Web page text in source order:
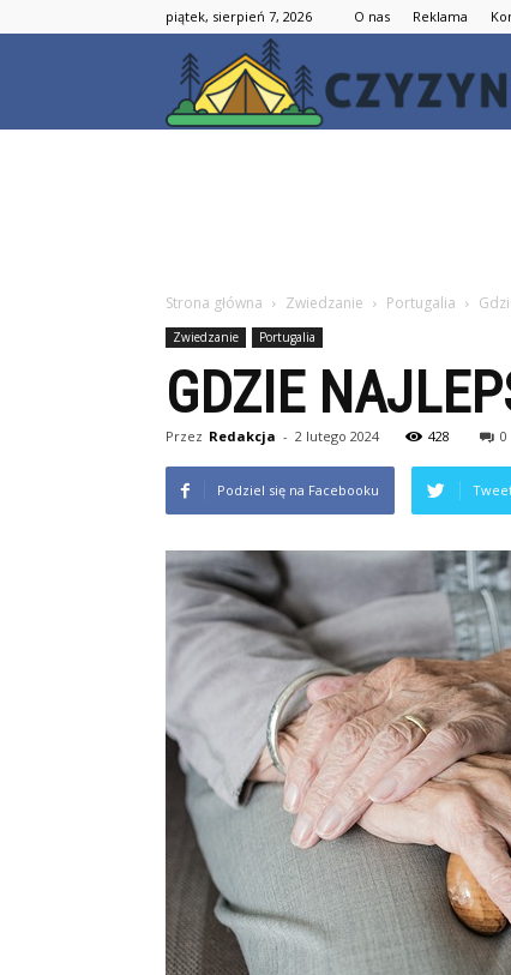
piątek, sierpień 7, 2026 O nas Reklama
Strona główna Zwiedzanie Portugalia
Zwiedzanie Portugalia
GDZIE
Przez Redakcja - 2 lutego 2024 428 0
Podziel się na Facebooku